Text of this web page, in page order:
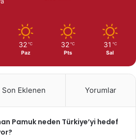
32 ℃
Paz
32 ℃
Pts
31 ℃
Sal
Son Eklenen Yorumlar
Pamuk neden Türkiye’yi hedef